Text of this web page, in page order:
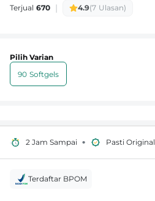
Terjual 670 | 4.9(7 Ulasan)
Pilih Varian
90 Softgels
2 Jam Sampai • Pasti Original
Terdaftar BPOM